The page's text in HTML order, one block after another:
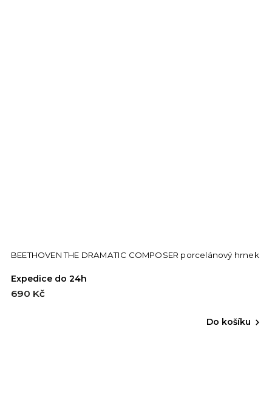
BEETHOVEN THE DRAMATIC COMPOSER porcelánový hrnek
Expedice do 24h
690 Kč
Do košíku